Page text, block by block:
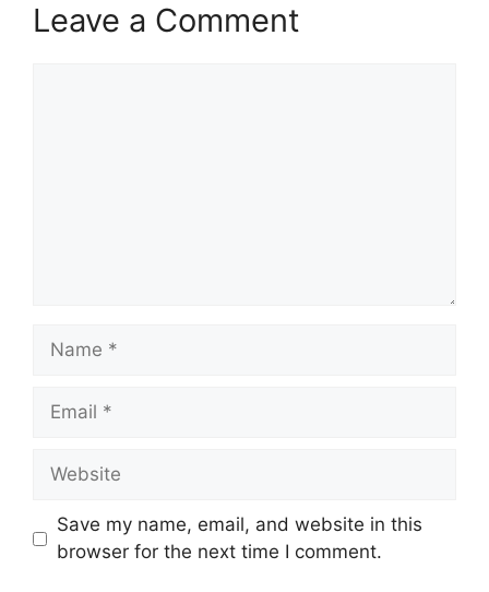
Leave a Comment
Name
Email
Website
Save my name, email, and website in this
browser for the next time I comment.